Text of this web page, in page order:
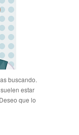
buscando.
estar
que lo